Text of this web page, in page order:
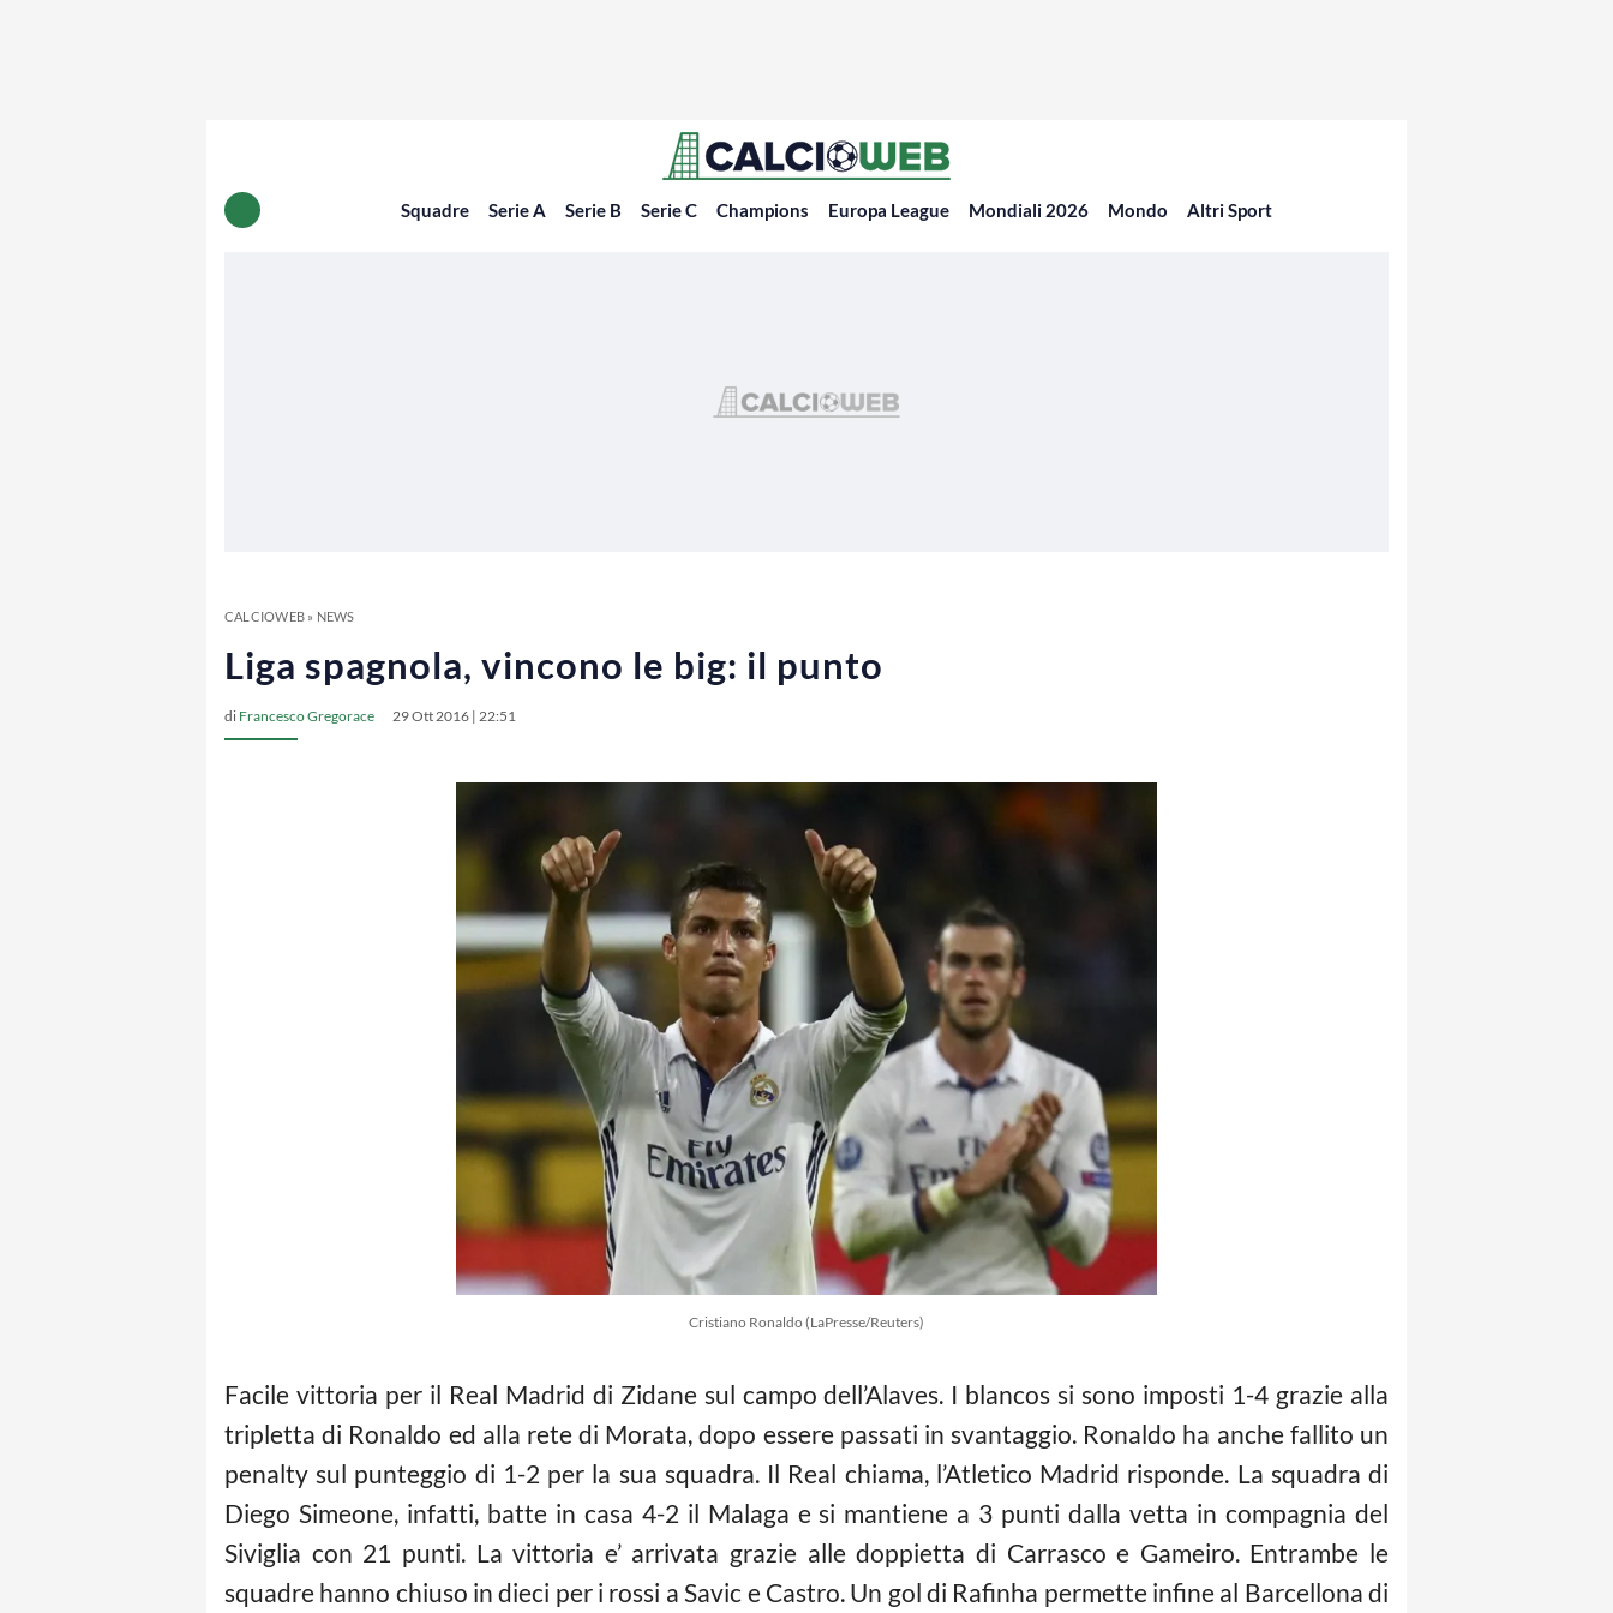
Squadre Serie A Serie B Serie C Champions Europa League Mondiali 2026 Mondo Altri Sport
CALCIOWEB» NEWS
Liga spagnola, vincono le big: il punto
di Francesco Gregorace 29 Ott 2016 | 22:51
Cristiano Ronaldo (LaPresse/Reuters)
Facile vittoria per il Real Madrid di Zidane sul campo dell’Alaves. I blancos si sono imposti 1-4 grazie alla
tripletta di Ronaldo ed alla rete di Morata, dopo essere passati in svantaggio. Ronaldo ha anche fallito un
penalty sul punteggio di 1-2 per la sua squadra. Il Real chiama, l’Atletico Madrid risponde. La squadra di
Diego Simeone, infatti, batte in casa 4-2 il Malaga e si mantiene a 3 punti dalla vetta in compagnia del
Siviglia con 21 punti. La vittoria e’ arrivata grazie alle doppietta di Carrasco e Gameiro. Entrambe le
squadre hanno chiuso in dieci per i rossi a Savic e Castro. Un gol di Rafinha permette infine al Barcellona di